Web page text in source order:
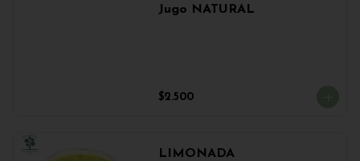
Jugo NATURAL
$2.500
LIMONADA